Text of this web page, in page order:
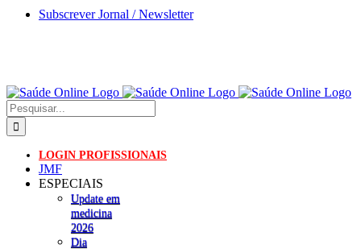
Skip
Subscrever Jornal / Newsletter
Pesquisar
LOGIN PROFISSIONAIS
JMF
ESPECIAIS
Update em
medicina
2026
Dia